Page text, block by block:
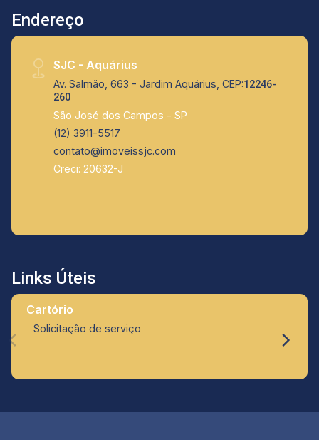
Endereço
SJC - Aquárius
Av. Salmão, 663 - Jardim Aquárius, CEP:12246-
260
São José dos Campos - SP
(12) 3911-5517
contato@imoveissjc.com
Creci: 20632-J
Links Úteis
Cartório
Solicitação de serviço